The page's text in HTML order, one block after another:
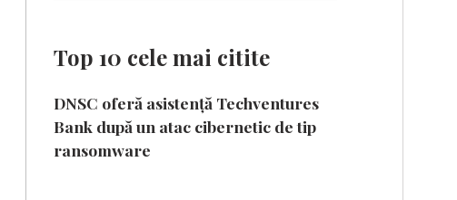
Top 10 cele mai citite
DNSC oferă asistență Techventures
Bank după un atac cibernetic de tip
ransomware